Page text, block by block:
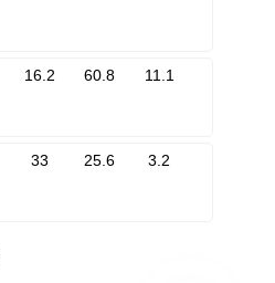
16.2 60.8 11.1
33 25.6 3.2